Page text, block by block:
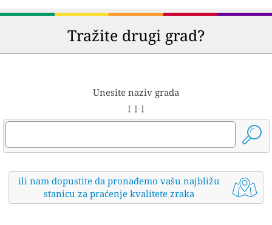
Tražite drugi grad?
Unesite naziv grada
↓ ↓ ↓
ili nam dopustite da pronađemo vašu najbližu
stanicu za praćenje kvalitete zraka